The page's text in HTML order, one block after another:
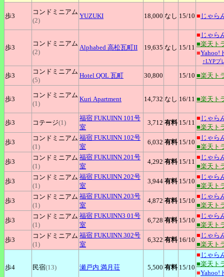
歩3
コンドミニアム
(2)
YUZUKI 18,000 なし 15/10 ■ じゃら
歩3
コンドミニアム
(2)
Alphabed 高松瓦町II 19,635 なし 15/11
■ じゃら
■楽天ト
■Yahoo!
↑LYPプ
歩3
コンドミニアム
(5)
Hotel QOL 瓦町 30,800 15/10 ■楽天ト
歩3
コンドミニアム
(1)
Kuri Apartment 14,732 なし 16/11 ■楽天ト
歩3 コテージ(1)
福宿 FUKUINN 101号
室
3,712 有料 15/11
■ じゃら
■楽天ト
歩3
コンドミニアム
(1)
福宿 FUKUINN 102号
室
6,032 有料 15/10
■ じゃら
■楽天ト
歩3
コンドミニアム
(1)
福宿 FUKUINN 201号
室
4,292 有料 15/11
■ じゃら
■楽天ト
歩3
コンドミニアム
(1)
福宿 FUKUINN 202号
室
3,944 有料 15/10
■ じゃら
■楽天ト
歩3
コンドミニアム
(1)
福宿 FUKUINN 203号
室
4,872 有料 15/10
■ じゃら
■楽天ト
歩3
コンドミニアム
(1)
福宿 FUKUINN3 01号
室
6,728 有料 15/10
■ じゃら
■楽天ト
歩3
コンドミニアム
(1)
福宿 FUKUINN 302号
室
6,322 有料 16/10
■ じゃら
■楽天ト
歩4 民宿(13) 瀬戸内 満月荘 5,500 有料 15/10
■ じゃら
■楽天ト
■Yahoo!